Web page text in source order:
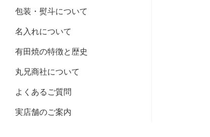
包装・熨斗について
名入れについて
有田焼の特徴と歴史
丸兄商社について
よくあるご質問
実店舗のご案内